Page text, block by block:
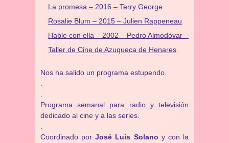
La promesa – 2016 – Terry George
Rosalie Blum – 2015 – Julien Rappeneau
Hable con ella – 2002 – Pedro Almodóvar –
Taller de Cine de Azuqueca de Henares
Nos ha salido un programa estupendo.
Programa semanal para radio y televisión
dedicado al cine y a las series.
Coordinado por José Luis Solano y con la